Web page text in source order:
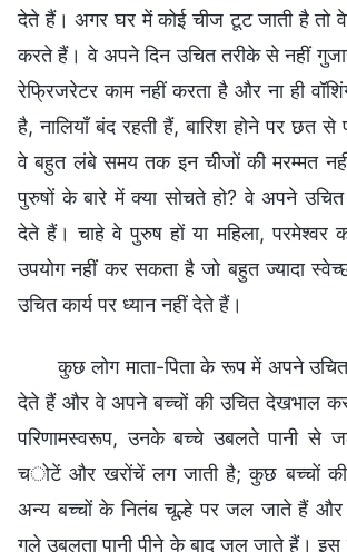
देते हैं। अगर घर में कोई चीज टूट जाती है तो
करते हैं। वे अपने दिन उचित तरीके से नहीं
रेफ्रिजरेटर काम नहीं करता है और ना ही
है, नालियाँ बंद रहती हैं, बारिश होने पर छत
वे बहुत लंबे समय तक इन चीजों की मरम्मत
पुरुषों के बारे में क्या सोचते हो? वे अपने उचित
देते हैं। चाहे वे पुरुष हों या महिला, परमेश्वर
उपयोग नहीं कर सकता है जो बहुत ज्यादा
उचित कार्य पर ध्यान नहीं देते हैं।
कुछ लोग माता-पिता के रूप में अपने उचित
देते हैं और वे अपने बच्चों की उचित देखभाल
परिणामस्वरूप, उनके बच्चे उबलते पानी से
चोटें और खरोंचें लग जाती है; कुछ बच्चों की
अन्य बच्चों के नितंब चूल्हे पर जल जाते हैं
गले उबलता पानी पीने के बाद जल जाते हैं।